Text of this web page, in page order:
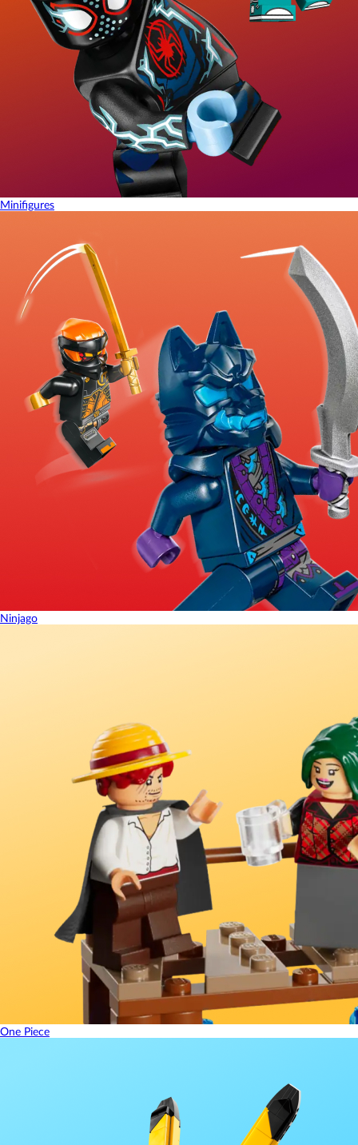
Minifigures
Ninjago
One Piece